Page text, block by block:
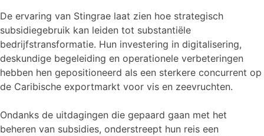
De ervaring van Stingrae laat zien hoe strategisch
subsidiegebruik kan leiden tot substantiële
bedrijfstransformatie. Hun investering in digitalisering,
deskundige begeleiding en operationele verbeteringen
hebben hen gepositioneerd als een sterkere concurrent op
de Caribische exportmarkt voor vis en zeevruchten.
Ondanks de uitdagingen die gepaard gaan met het
beheren van subsidies, onderstreept hun reis een